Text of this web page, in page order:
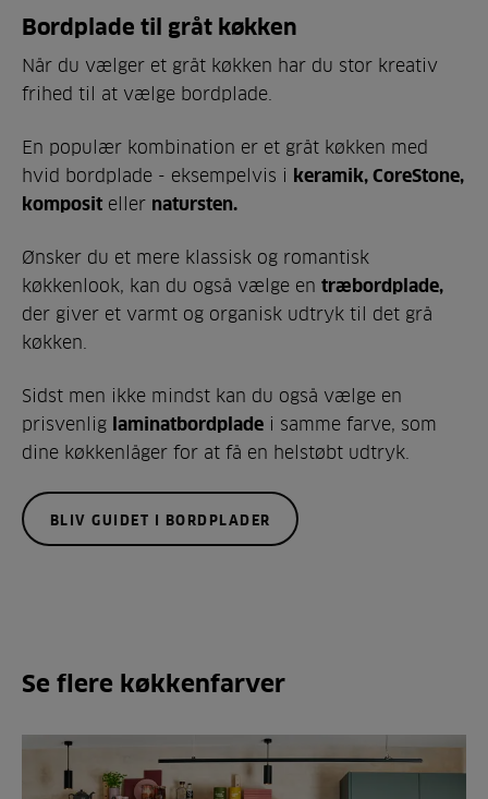
Bordplade til gråt køkken
Når du vælger et gråt køkken har du stor kreativ
frihed til at vælge bordplade.
En populær kombination er et gråt køkken med
hvid bordplade - eksempelvis i keramik, CoreStone,
komposit eller natursten.
Ønsker du et mere klassisk og romantisk
køkkenlook, kan du også vælge en træbordplade,
der giver et varmt og organisk udtryk til det grå
køkken.
Sidst men ikke mindst kan du også vælge en
prisvenlig laminatbordplade i samme farve, som
dine køkkenlåger for at få en helstøbt udtryk.
BLIV GUIDET I BORDPLADER
Se flere køkkenfarver